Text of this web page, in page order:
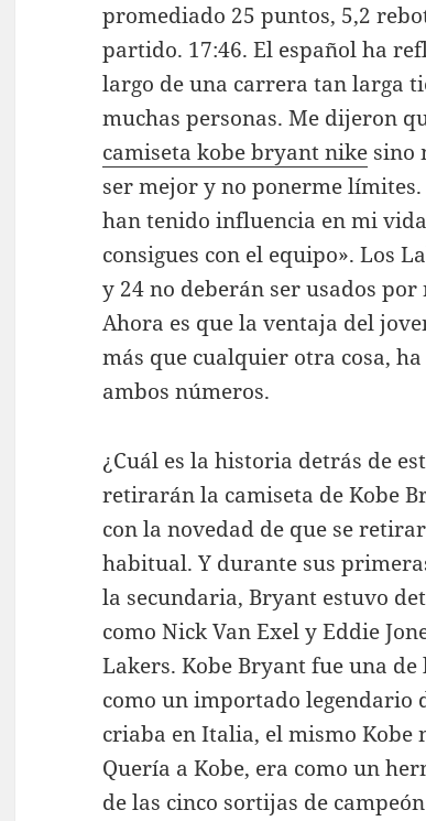
promediado 25 puntos, 5,2
partido. 17:46. El español ha
largo de una carrera tan larga
muchas personas. Me dijeron
camiseta kobe bryant nike sino
ser mejor y no ponerme
han tenido influencia en mi
consigues con el equipo». Los
y 24 no deberán ser usados
Ahora es que la ventaja del
más que cualquier otra cosa,
ambos números.
¿Cuál es la historia detrás de
retirarán la camiseta de Kobe
con la novedad de que se
habitual. Y durante sus
la secundaria, Bryant estuvo
como Nick Van Exel y Eddie
Lakers. Kobe Bryant fue una
como un importado legendario
criaba en Italia, el mismo Kobe
Quería a Kobe, era como un
de las cinco sortijas de